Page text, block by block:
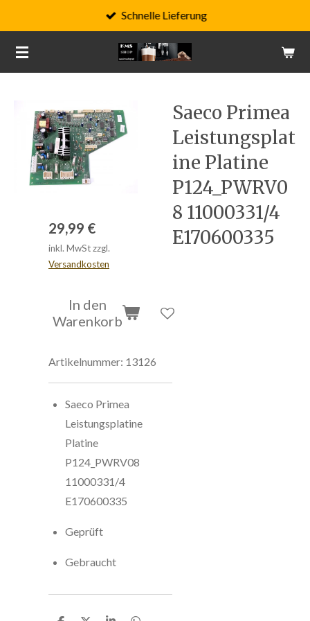
Hauptinhalt
springen
Schnelle Lieferung
Saeco Primea
Leistungsplat
ine Platine
P124_PWRV0
8 11000331/4
E170600335
29,99 €
inkl. MwSt zzgl.
Versandkosten
In den
Warenkorb
Artikelnummer: 13126
Saeco Primea
Leistungsplatine
Platine
P124_PWRV08
11000331/4
E170600335
Geprüft
Gebraucht